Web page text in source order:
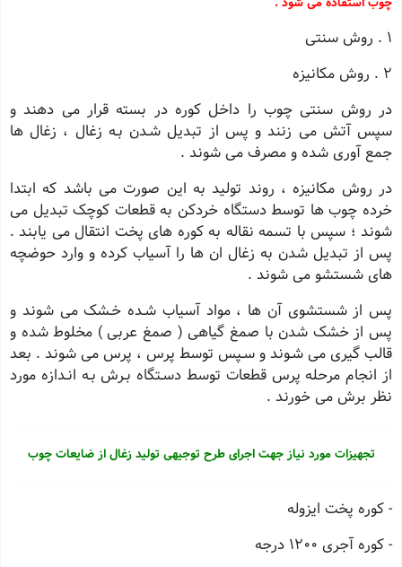
1 . روش سنتی
2 . روش مکانیزه
در روش سنتی چوب را داخل کوره در بسته قرار می دهند و
سپس آتش می زنند و پس از تبدیل شـدن بـه زغال ، زغال ها
جمع آوری شده و مصرف می شوند .
در روش مکانیزه ، روند تولید به این صورت می باشد که ابتدا
خرده چوب ها توسط دستگاه خردکن به قطعات کوچک تبدیل می
شوند ؛ سپس با تسمه نقاله به کوره های پخت انتقال می یابند .
پس از تبدیل شدن به زغال ان ها را آسیاب کرده و وارد حوضچه
های شستشو می شوند .
پس از شستشوی آن ها ، مواد آسیاب شـده خـشک می شوند و
پس از خشک شدن با صمغ گیاهی ( صمغ عربی ) مخلوط شده و
قالب گیری می شـوند و سـپس توسط پرس ، پرس می شوند . بعد
از انجام مرحله پرس قطعات توسط دسـتگاه بـرش بـه انـدازه مورد
نظر برش می خورند .
تجهیزات مورد نیاز جهت اجرای طرح توجیهی تولید زغال از ضایعات چوب
- کوره پخت ایزوله
- کوره آجری 1200 درجه